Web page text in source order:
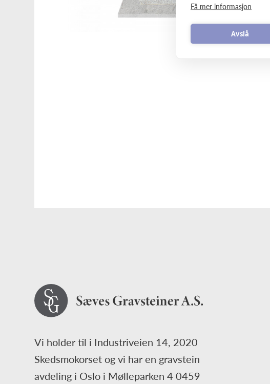
Få mer informasjon
Avslå
Vi holder til i Industriveien 14, 2020
Skedsmokorset og vi har en gravstein
avdeling i Oslo i Mølleparken 4 0459